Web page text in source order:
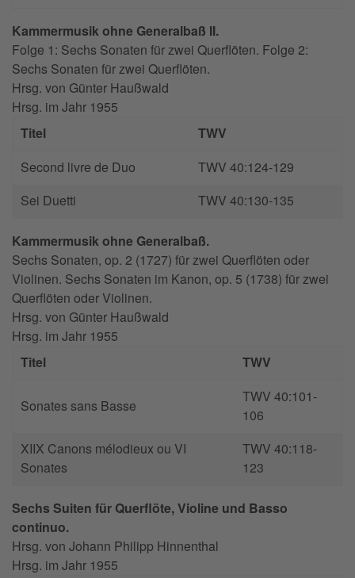
Kammermusik ohne Generalbaß II.
Folge 1: Sechs Sonaten für zwei Querflöten. Folge 2:
Sechs Sonaten für zwei Querflöten.
Hrsg. von Günter Haußwald
Hrsg. im Jahr 1955
Titel
TWV
Second livre de Duo
TWV 40:124-129
Sei Duetti
TWV 40:130-135
Kammermusik ohne Generalbaß.
Sechs Sonaten, op. 2 (1727) für zwei Querflöten oder
Violinen. Sechs Sonaten im Kanon, op. 5 (1738) für zwei
Querflöten oder Violinen.
Hrsg. von Günter Haußwald
Hrsg. im Jahr 1955
Titel
TWV
Sonates sans Basse
TWV 40:101-
106
XIIX Canons mélodieux ou VI
Sonates
TWV 40:118-
123
Sechs Suiten für Querflöte, Violine und Basso
continuo.
Hrsg. von Johann Philipp Hinnenthal
Hrsg. im Jahr 1955